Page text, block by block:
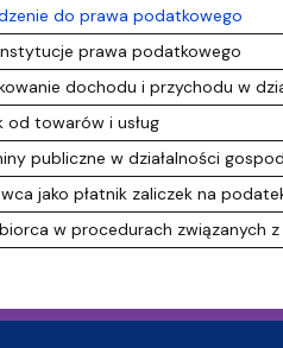
do prawa podatkowego
prawa podatkowego
dochodu i przychodu w
towarów i usług
publiczne w działalności
jako płatnik zaliczek na
w procedurach związanych